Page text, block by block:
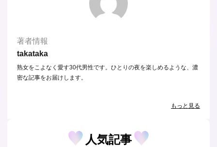
著者情報
takataka
熟女をこよなく愛す30代男性です。ひとりの夜を楽しめるような、濃
密な記事をお届けします。
もっと見る
人気記事